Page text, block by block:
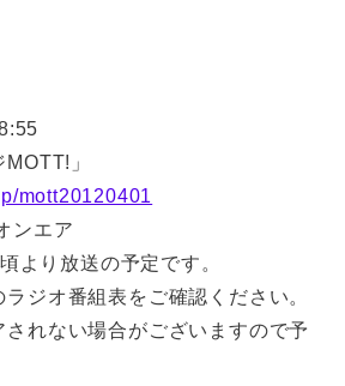
」
mott20120401
ンエア
より放送の予定です。
ジオ番組表をご確認ください。
れない場合がございますので予